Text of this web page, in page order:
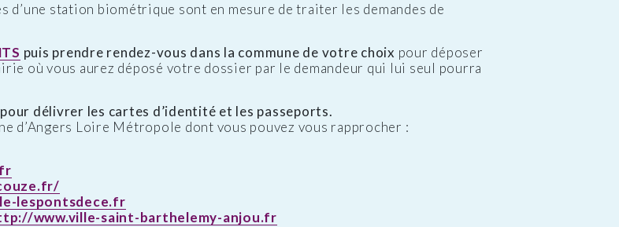
d’une station biométrique sont en mesure de traiter les demandes de
puis prendre rendez-vous dans la commune de votre choix pour déposer
où vous aurez déposé votre dossier par le demandeur qui lui seul pourra
délivrer les cartes d’identité et les passeports.
d’Angers Loire Métropole dont vous pouvez vous rapprocher :
lespontsdece.fr
www.ville-saint-barthelemy-anjou.fr